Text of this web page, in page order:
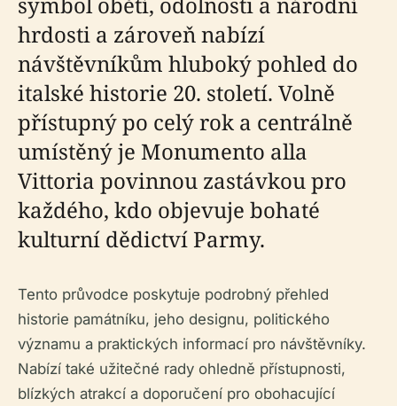
hrdosti a zároveň nabízí
návštěvníkům hluboký pohled do
italské historie 20. století. Volně
přístupný po celý rok a centrálně
umístěný je Monumento alla
Vittoria povinnou zastávkou pro
každého, kdo objevuje bohaté
kulturní dědictví Parmy.
Tento průvodce poskytuje podrobný přehled
historie památníku, jeho designu, politického
významu a praktických informací pro návštěvníky.
Nabízí také užitečné rady ohledně přístupnosti,
blízkých atrakcí a doporučení pro obohacující